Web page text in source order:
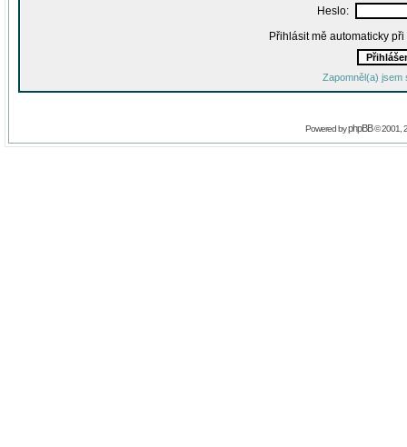
Heslo:
Přihlásit mě automaticky
Zapomněl(a) jsem
Powered byphpBB© 2001,